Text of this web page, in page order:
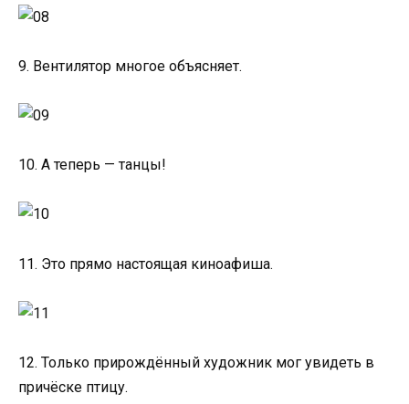
9. Вентилятор многое объясняет.
10. А теперь — танцы!
11. Это прямо настоящая киноафиша.
12. Только прирождённый художник мог увидеть в
причёске птицу.